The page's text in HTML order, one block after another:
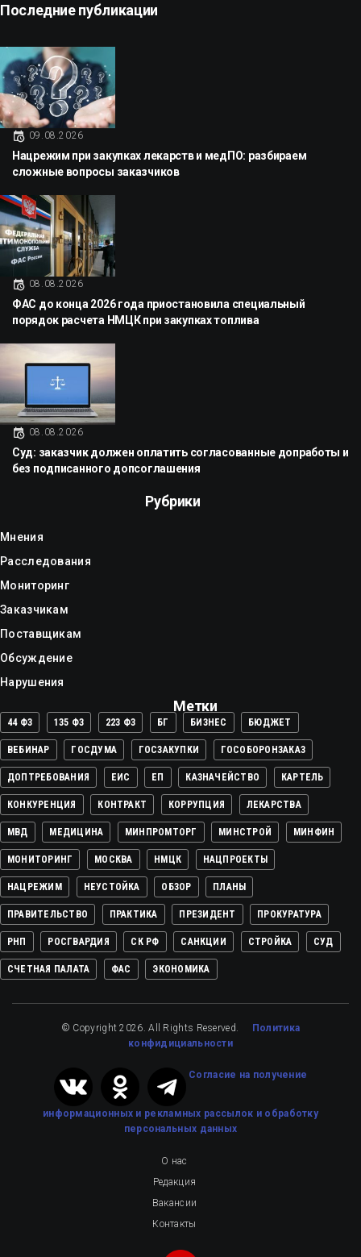
Последние публикации
09.08.2026
Нацрежим при закупках лекарств и медПО: разбираем
сложные вопросы заказчиков
08.08.2026
ФАС до конца 2026 года приостановила специальный
порядок расчета НМЦК при закупках топлива
08.08.2026
Суд: заказчик должен оплатить согласованные допработы и
без подписанного допсоглашения
Рубрики
Мнения
Расследования
Мониторинг
Заказчикам
Поставщикам
Обсуждение
Нарушения
Метки
44 ФЗ 135 ФЗ 223 ФЗ БГ БИЗНЕС БЮДЖЕТ
ВЕБИНАР ГОСДУМА ГОСЗАКУПКИ ГОСОБОРОНЗАКАЗ
ДОПТРЕБОВАНИЯ ЕИС ЕП КАЗНАЧЕЙСТВО КАРТЕЛЬ
КОНКУРЕНЦИЯ КОНТРАКТ КОРРУПЦИЯ ЛЕКАРСТВА
МВД МЕДИЦИНА МИНПРОМТОРГ МИНСТРОЙ МИНФИН
МОНИТОРИНГ МОСКВА НМЦК НАЦПРОЕКТЫ
НАЦРЕЖИМ НЕУСТОЙКА ОБЗОР ПЛАНЫ
ПРАВИТЕЛЬСТВО ПРАКТИКА ПРЕЗИДЕНТ ПРОКУРАТУРА
РНП РОСГВАРДИЯ СК РФ САНКЦИИ СТРОЙКА СУД
СЧЕТНАЯ ПАЛАТА ФАС ЭКОНОМИКА
© Copyright 2026. All Rights Reserved. Политика
конфидициальности
Cогласие на получение
информационных и рекламных рассылок и обработку
персональных данных
О нас
Редакция
Вакансии
Контакты